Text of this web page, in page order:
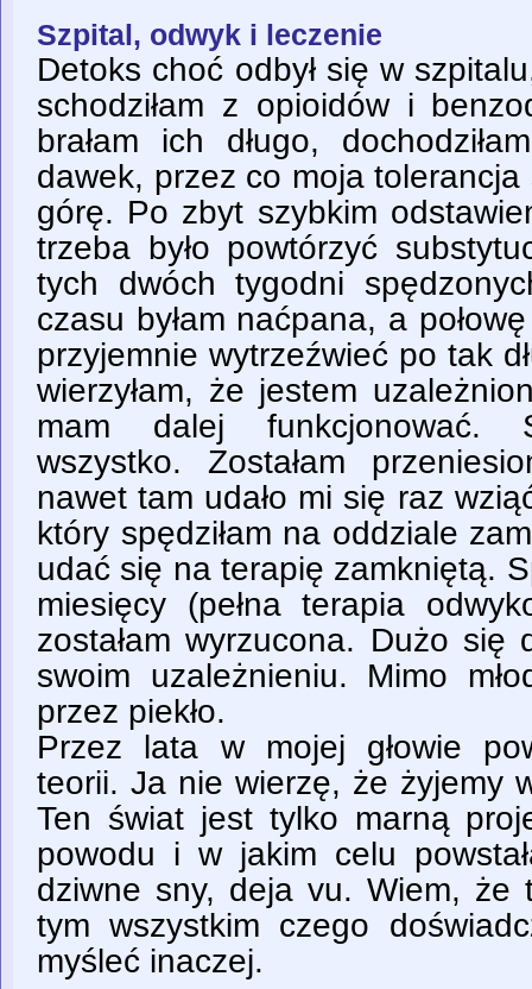
Szpital, odwyk i leczenie
Detoks choć odbył się w
schodziłam z opioidów i
brałam ich długo,
dawek, przez co moja tolerancja
górę. Po zbyt szybkim
trzeba było powtórzyć
tych dwóch tygodni
czasu byłam naćpana, a
przyjemnie wytrzeźwieć po tak
wierzyłam, że jestem
mam dalej funkcjonować.
wszystko. Zostałam
nawet tam udało mi się raz
który spędziłam na oddziale
udać się na terapię zamkniętą.
miesięcy (pełna terapia
zostałam wyrzucona. Dużo się
swoim uzależnieniu. Mimo
przez piekło.
Przez lata w mojej głowie
teorii. Ja nie wierzę, że żyjemy
Ten świat jest tylko marną
powodu i w jakim celu
dziwne sny, deja vu. Wiem, że
tym wszystkim czego
myśleć inaczej.